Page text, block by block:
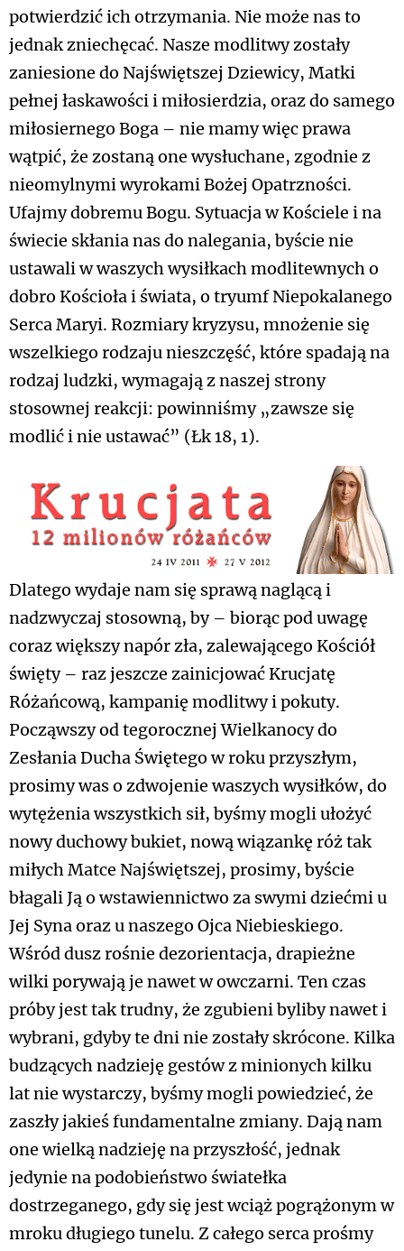
potwierdzić ich otrzymania. Nie może nas to
jednak zniechęcać. Nasze modlitwy zostały
zaniesione do Najświętszej Dziewicy, Matki
pełnej łaskawości i miłosierdzia, oraz do samego
miłosiernego Boga – nie mamy więc prawa
wątpić, że zostaną one wysłuchane, zgodnie z
nieomylnymi wyrokami Bożej Opatrzności.
Ufajmy dobremu Bogu. Sytuacja w Kościele i na
świecie skłania nas do nalegania, byście nie
ustawali w waszych wysiłkach modlitewnych o
dobro Kościoła i świata, o tryumf Niepokalanego
Serca Maryi. Rozmiary kryzysu, mnożenie się
wszelkiego rodzaju nieszczęść, które spadają na
rodzaj ludzki, wymagają z naszej strony
stosownej reakcji: powinniśmy „zawsze się
modlić i nie ustawać” (Łk 18, 1).
Dlatego wydaje nam się sprawą naglącą i
nadzwyczaj stosowną, by – biorąc pod uwagę
coraz większy napór zła, zalewającego Kościół
święty – raz jeszcze zainicjować Krucjatę
Różańcową, kampanię modlitwy i pokuty.
Począwszy od tegorocznej Wielkanocy do
Zesłania Ducha Świętego w roku przyszłym,
prosimy was o zdwojenie waszych wysiłków, do
wytężenia wszystkich sił, byśmy mogli ułożyć
nowy duchowy bukiet, nową wiązankę róż tak
miłych Matce Najświętszej, prosimy, byście
błagali Ją o wstawiennictwo za swymi dziećmi u
Jej Syna oraz u naszego Ojca Niebieskiego.
Wśród dusz rośnie dezorientacja, drapieżne
wilki porywają je nawet w owczarni. Ten czas
próby jest tak trudny, że zgubieni byliby nawet i
wybrani, gdyby te dni nie zostały skrócone. Kilka
budzących nadzieję gestów z minionych kilku
lat nie wystarczy, byśmy mogli powiedzieć, że
zaszły jakieś fundamentalne zmiany. Dają nam
one wielką nadzieję na przyszłość, jednak
jedynie na podobieństwo światełka
dostrzeganego, gdy się jest wciąż pogrążonym w
mroku długiego tunelu. Z całego serca prośmy